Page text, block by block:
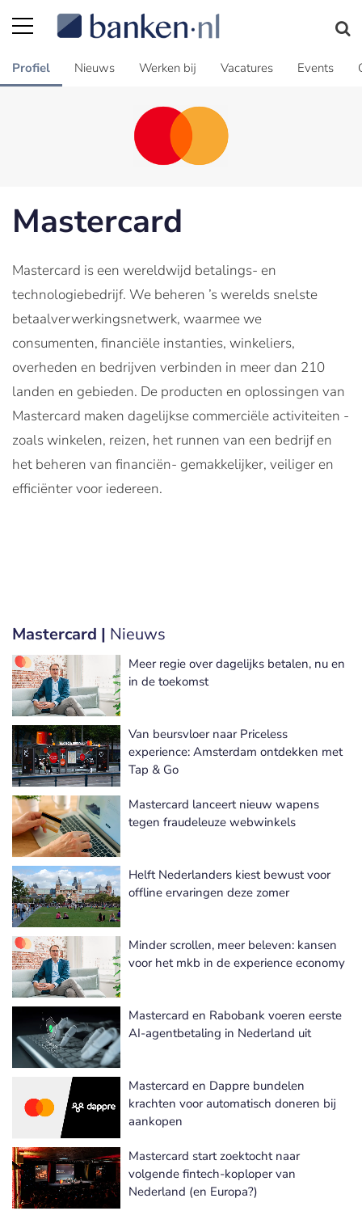
Profiel Nieuws Werken bij Vacatures Events
Mastercard
Mastercard is een wereldwijd betalings- en
technologiebedrijf. We beheren ’s werelds snelste
betaalverwerkingsnetwerk, waarmee we
consumenten, financiële instanties, winkeliers,
overheden en bedrijven verbinden in meer dan 210
landen en gebieden. De producten en oplossingen van
Mastercard maken dagelijkse commerciële activiteiten -
zoals winkelen, reizen, het runnen van een bedrijf en
het beheren van financiën- gemakkelijker, veiliger en
efficiënter voor iedereen.
Mastercard | Nieuws
Meer regie over dagelijks betalen, nu en
in de toekomst
Van beursvloer naar Priceless
experience: Amsterdam ontdekken met
Tap & Go
Mastercard lanceert nieuw wapens
tegen fraudeleuze webwinkels
Helft Nederlanders kiest bewust voor
offline ervaringen deze zomer
Minder scrollen, meer beleven: kansen
voor het mkb in de experience economy
Mastercard en Rabobank voeren eerste
AI-agentbetaling in Nederland uit
Mastercard en Dappre bundelen
krachten voor automatisch doneren bij
aankopen
Mastercard start zoektocht naar
volgende fintech-koploper van
Nederland (en Europa?)